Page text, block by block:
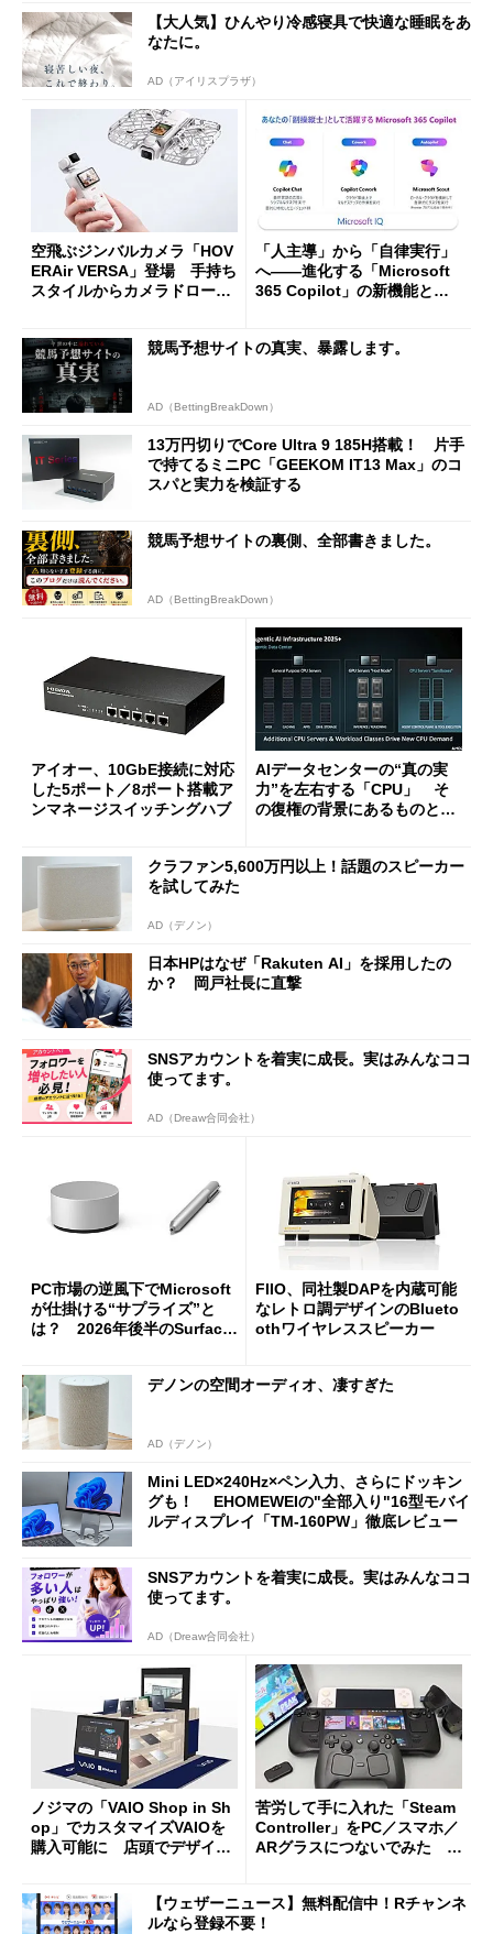
【大人気】ひんやり冷感寝具で快適な睡眠をあ
なたに。
AD（アイリスプラザ）
空飛ぶジンバルカメラ「HOV
ERAir VERSA」登場 手持ち
スタイルからカメラドローン
「人主導」から「自律実行」
へ――進化する「Microsoft
365 Copilot」の新機能とエ
競馬予想サイトの真実、暴露します。
AD（BettingBreakDown）
13万円切りでCore Ultra 9 185H搭載！ 片手
で持てるミニPC「GEEKOM IT13 Max」のコ
スパと実力を検証する
競馬予想サイトの裏側、全部書きました。
AD（BettingBreakDown）
アイオー、10GbE接続に対応
した5ポート／8ポート搭載ア
ンマネージスイッチングハブ
AIデータセンターの“真の実
力”を左右する「CPU」 そ
の復権の背景にあるものと
クラファン5,600万円以上！話題のスピーカー
を試してみた
AD（デノン）
日本HPはなぜ「Rakuten AI」を採用したの
か？ 岡戸社長に直撃
SNSアカウントを着実に成長。実はみんなココ
使ってます。
AD（Dreaw合同会社）
PC市場の逆風下でMicrosoft
が仕掛ける“サプライズ”と
は？ 2026年後半のSurface
FIIO、同社製DAPを内蔵可能
なレトロ調デザインのBlueto
othワイヤレススピーカー
デノンの空間オーディオ、凄すぎた
AD（デノン）
Mini LED×240Hz×ペン入力、さらにドッキン
グも！ EHOMEWEIの"全部入り"16型モバイ
ルディスプレイ「TM-160PW」徹底レビュー
SNSアカウントを着実に成長。実はみんなココ
使ってます。
AD（Dreaw合同会社）
ノジマの「VAIO Shop in Sh
op」でカスタマイズVAIOを
購入可能に 店頭でデザイン
苦労して手に入れた「Steam
Controller」をPC／スマホ／
ARグラスにつないでみた ゲ
【ウェザーニュース】無料配信中！Rチャンネ
ルなら登録不要！